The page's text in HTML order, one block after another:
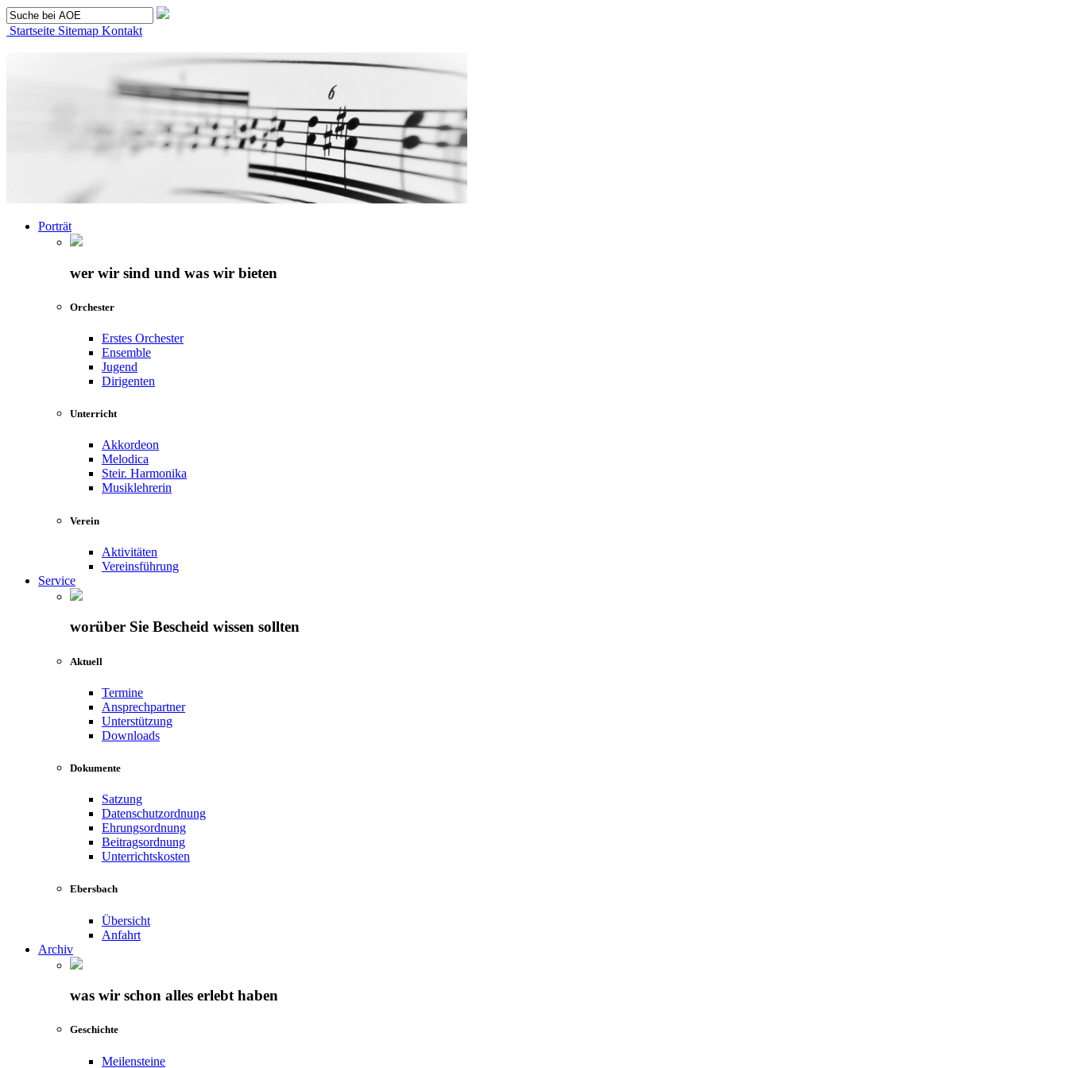
Startseite Sitemap Kontakt
Porträt
wer wir sind und was wir bieten
Orchester
Erstes Orchester
Ensemble
Jugend
Dirigenten
Unterricht
Akkordeon
Melodica
Steir. Harmonika
Musiklehrerin
Verein
Aktivitäten
Vereinsführung
Service
worüber Sie Bescheid wissen sollten
Aktuell
Termine
Ansprechpartner
Unterstützung
Downloads
Dokumente
Satzung
Datenschutzordnung
Ehrungsordnung
Beitragsordnung
Unterrichtskosten
Ebersbach
Übersicht
Anfahrt
Archiv
was wir schon alles erlebt haben
Geschichte
Meilensteine